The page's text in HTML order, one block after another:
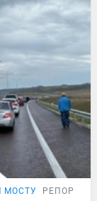
МОСТУ РЕПОРТАЖ